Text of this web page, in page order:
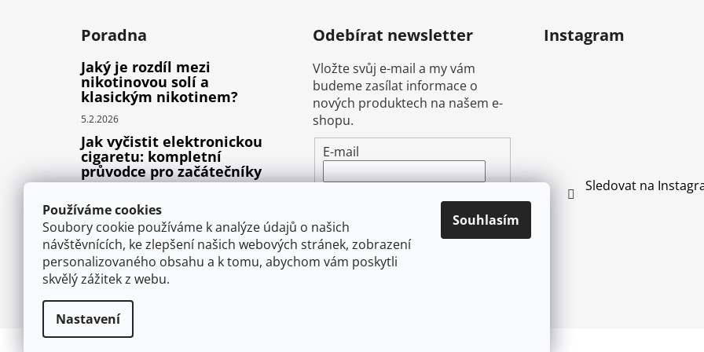
Používáme cookies
Soubory cookie používáme k analýze údajů o našich
návštěvnících, ke zlepšení našich webových stránek, zobrazení
personalizovaného obsahu a k tomu, abychom vám poskytli
skvělý zážitek z webu.
Nastavení
Souhlasím
Poradna
Jaký je rozdíl mezi
nikotinovou solí a
klasickým nikotinem?
5.2.2026
Jak vyčistit elektronickou
cigaretu: kompletní
průvodce pro začátečníky
Proč prská elektronická
cigareta (e-liquid)?
1.9.2025
Odebírat newsletter
Vložte svůj e-mail a my vám
budeme zasílat informace o
nových produktech na našem e-
shopu.
E-mail
podmínkami ochrany
osobních údajů
PŘIHLÁSIT SE
Instagram
Sledovat na